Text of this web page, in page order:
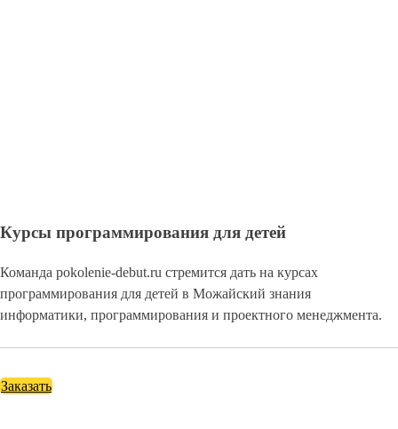
Курсы программирования для детей
Команда pokolenie-debut.ru стремится дать на курсах
программирования для детей в Можайский знания
информатики, программирования и проектного менеджмента.
Заказать